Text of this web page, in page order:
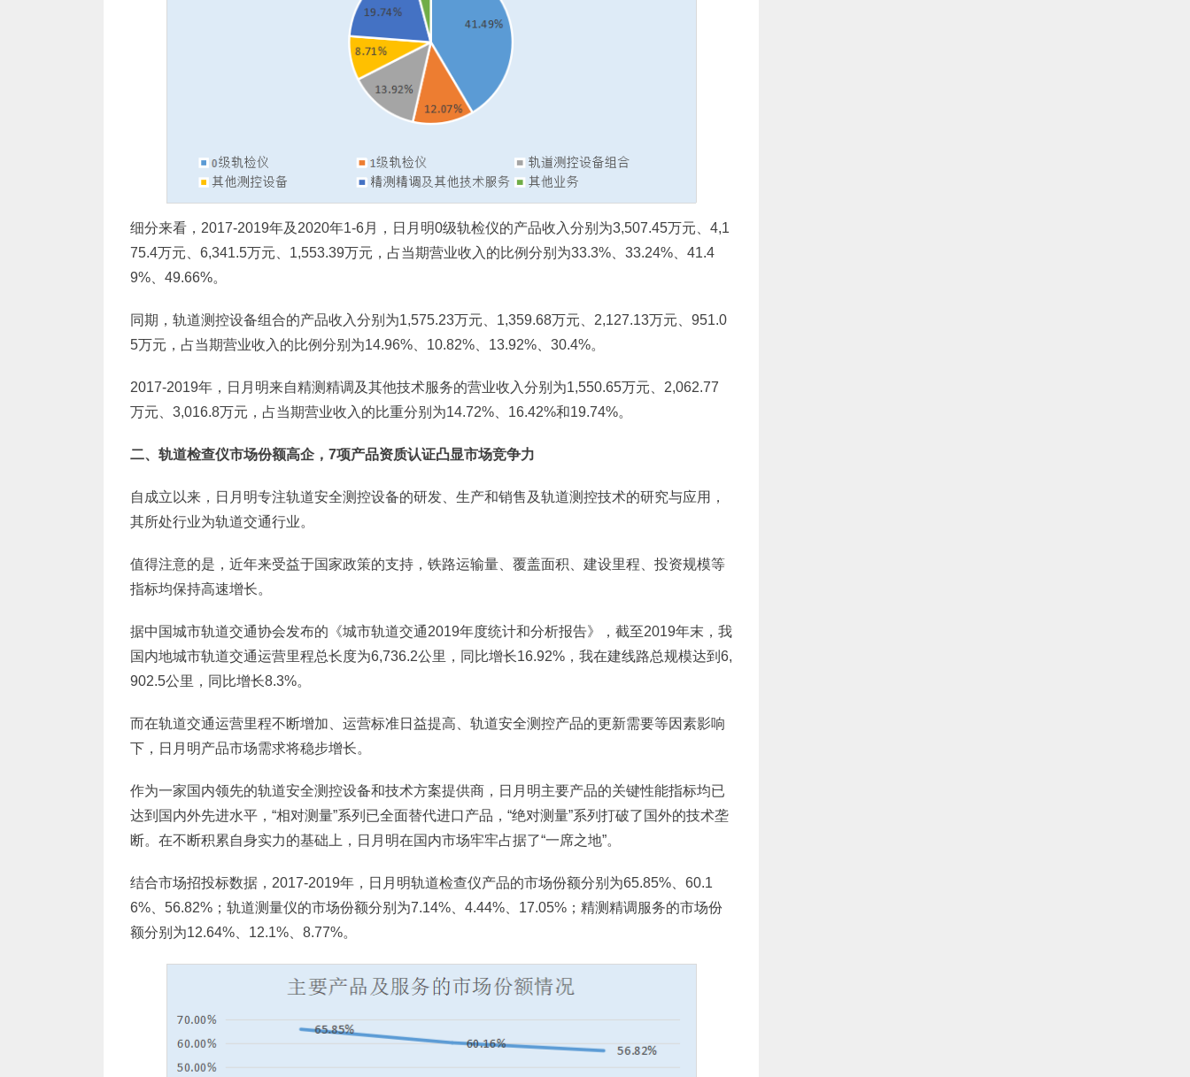
细分来看，2017-2019年及2020年1-6月，日月明0级轨检仪的产品收入分别为3,507.45万元、4,1
75.4万元、6,341.5万元、1,553.39万元，占当期营业收入的比例分别为33.3%、33.24%、41.4
9%、49.66%。
同期，轨道测控设备组合的产品收入分别为1,575.23万元、1,359.68万元、2,127.13万元、951.0
5万元，占当期营业收入的比例分别为14.96%、10.82%、13.92%、30.4%。
2017-2019年，日月明来自精测精调及其他技术服务的营业收入分别为1,550.65万元、2,062.77
万元、3,016.8万元，占当期营业收入的比重分别为14.72%、16.42%和19.74%。
二、轨道检查仪市场份额高企，7项产品资质认证凸显市场竞争力
自成立以来，日月明专注轨道安全测控设备的研发、生产和销售及轨道测控技术的研究与应用，
其所处行业为轨道交通行业。
值得注意的是，近年来受益于国家政策的支持，铁路运输量、覆盖面积、建设里程、投资规模等
指标均保持高速增长。
据中国城市轨道交通协会发布的《城市轨道交通2019年度统计和分析报告》，截至2019年末，我
国内地城市轨道交通运营里程总长度为6,736.2公里，同比增长16.92%，我在建线路总规模达到6,
902.5公里，同比增长8.3%。
而在轨道交通运营里程不断增加、运营标准日益提高、轨道安全测控产品的更新需要等因素影响
下，日月明产品市场需求将稳步增长。
作为一家国内领先的轨道安全测控设备和技术方案提供商，日月明主要产品的关键性能指标均已
达到国内外先进水平，“相对测量”系列已全面替代进口产品，“绝对测量”系列打破了国外的技术垄
断。在不断积累自身实力的基础上，日月明在国内市场牢牢占据了“一席之地”。
结合市场招投标数据，2017-2019年，日月明轨道检查仪产品的市场份额分别为65.85%、60.1
6%、56.82%；轨道测量仪的市场份额分别为7.14%、4.44%、17.05%；精测精调服务的市场份
额分别为12.64%、12.1%、8.77%。